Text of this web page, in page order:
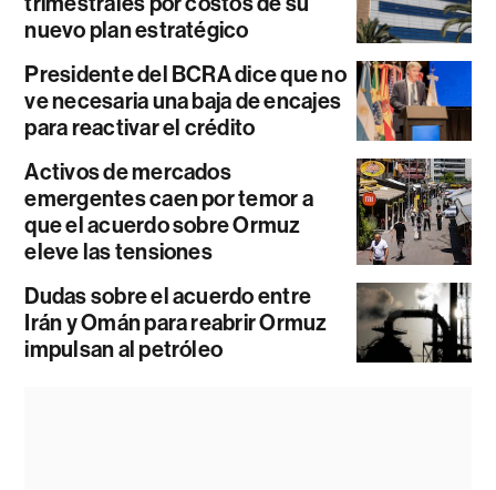
nuevo plan estratégico
Presidente del BCRA dice que no
ve necesaria una baja de encajes
para reactivar el crédito
Activos de mercados
emergentes caen por temor a
que el acuerdo sobre Ormuz
eleve las tensiones
Dudas sobre el acuerdo entre
Irán y Omán para reabrir Ormuz
impulsan al petróleo